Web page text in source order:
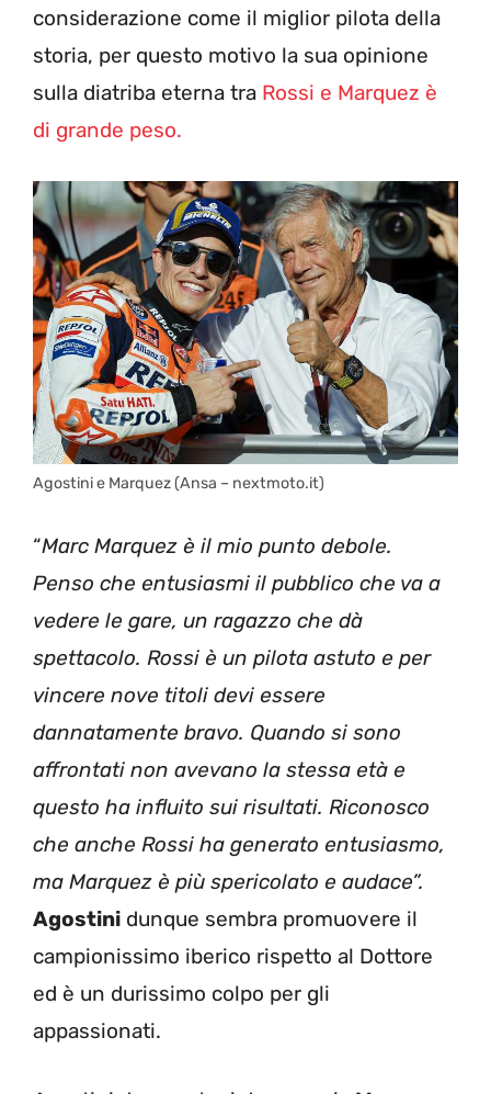
considerazione come il miglior pilota della
storia, per questo motivo la sua opinione
sulla diatriba eterna tra Rossi e Marquez è
di grande peso.
Agostini e Marquez (Ansa – nextmoto.it)
“Marc Marquez è il mio punto debole.
Penso che entusiasmi il pubblico che va a
vedere le gare, un ragazzo che dà
spettacolo. Rossi è un pilota astuto e per
vincere nove titoli devi essere
dannatamente bravo. Quando si sono
affrontati non avevano la stessa età e
questo ha influito sui risultati. Riconosco
che anche Rossi ha generato entusiasmo,
ma Marquez è più spericolato e audace”.
Agostini dunque sembra promuovere il
campionissimo iberico rispetto al Dottore
ed è un durissimo colpo per gli
appassionati.